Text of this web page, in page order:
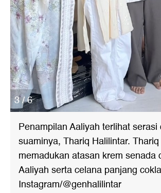
3 / 6
Penampilan Aaliyah terlihat serasi
suaminya, Thariq Halilintar. Thariq
memadukan atasan krem senada
Aaliyah serta celana panjang
Instagram/@genhalilintar